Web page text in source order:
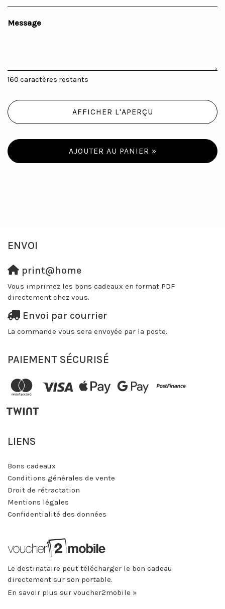
Message
160 caractères restants
AFFICHER L'APERÇU
AJOUTER AU PANIER »
ENVOI
print@home
Vous imprimez les bons cadeaux en format PDF
directement chez vous.
Envoi par courrier
La commande vous sera envoyée par la poste.
PAIEMENT SÉCURISÉ
LIENS
Bons cadeaux
Conditions générales de vente
Droit de rétractation
Mentions légales
Confidentialité des données
Le destinataire peut télécharger le bon cadeau
directement sur son portable.
En savoir plus sur voucher2mobile »